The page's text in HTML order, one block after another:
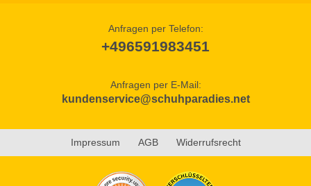
Anfragen per Telefon:
+496591983451
Anfragen per E-Mail:
kundenservice@schuhparadies.net
Impressum AGB Widerrufsrecht